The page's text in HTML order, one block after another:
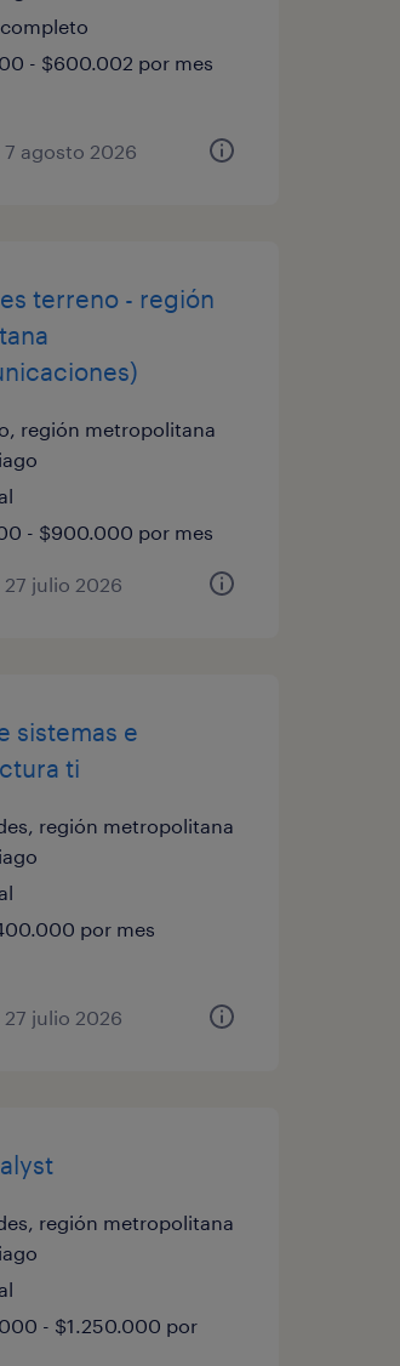
- $600.002 por mes
agosto 2026
terreno - región
región metropolitana
- $900.000 por mes
julio 2026
sistemas e
ti
región metropolitana
por mes
julio 2026
región metropolitana
- $1.250.000 por